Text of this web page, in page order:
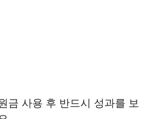
금 사용 후 반드시 성과를 보